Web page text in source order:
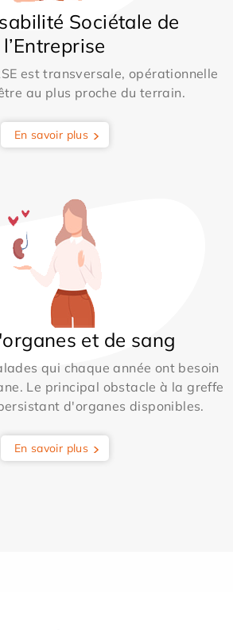
Sociétale de
l’Entreprise
est transversale, opérationnelle
au plus proche du terrain.
En savoir plus
et de sang
qui chaque année ont besoin
Le principal obstacle à la greffe
d'organes disponibles.
En savoir plus